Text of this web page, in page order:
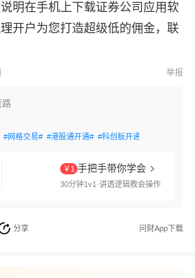
明在手机上下载证券公司应用软
开户为您打造超级低的佣金，联
举报
路
#网格交易# #港股通开通# #科创板开通#
￥1 手把手带你学会
30分钟1v1·讲透逻辑教会操作
分享 问财App下载